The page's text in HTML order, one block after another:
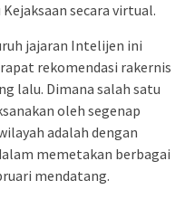
secara virtual.
jajaran Intelijen ini
rekomendasi rakernis
lalu. Dimana salah satu
oleh segenap
adalah dengan
memetakan berbagai
mendatang.